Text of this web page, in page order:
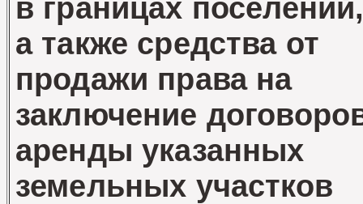
в границах
а также средства от
продажи права на
заключение
аренды указанных
земельных участков